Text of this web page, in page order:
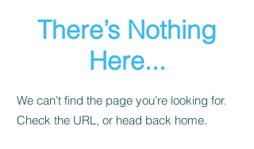
There’s Nothing
Here...
We can’t find the page you’re looking for.
Check the URL, or head back home.